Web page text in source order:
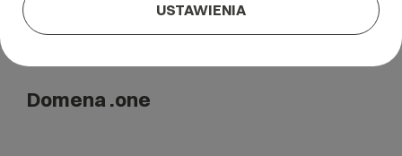
Domena .one
USTAWIENIA